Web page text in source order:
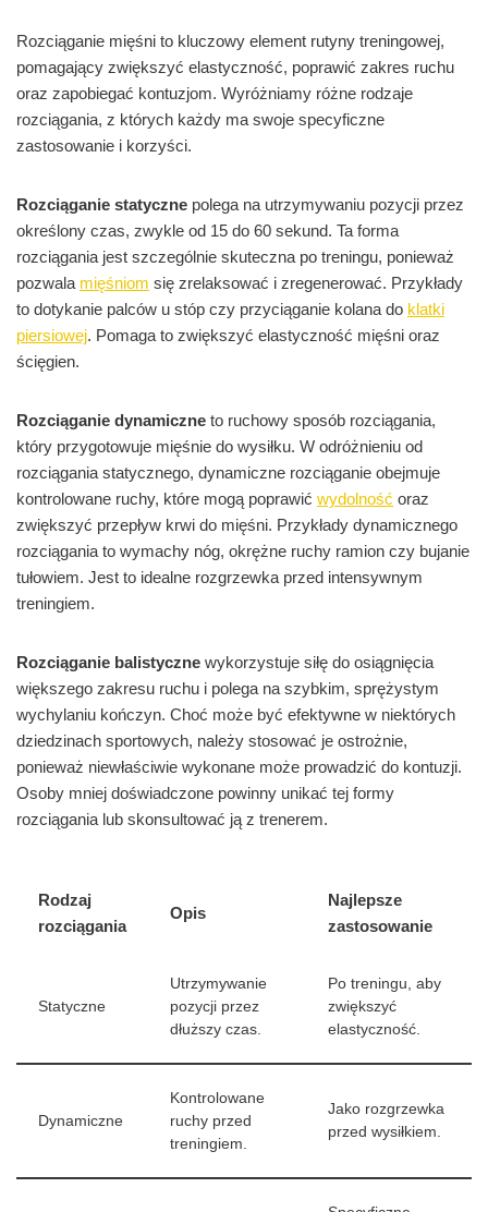
Rozciąganie mięśni to kluczowy element rutyny treningowej,
pomagający zwiększyć elastyczność, poprawić zakres ruchu
oraz zapobiegać kontuzjom. Wyróżniamy różne rodzaje
rozciągania, z których każdy ma swoje specyficzne
zastosowanie i korzyści.
Rozciąganie statyczne polega na utrzymywaniu pozycji przez
określony czas, zwykle od 15 do 60 sekund. Ta forma
rozciągania jest szczególnie skuteczna po treningu, ponieważ
pozwala mięśniom się zrelaksować i zregenerować. Przykłady
to dotykanie palców u stóp czy przyciąganie kolana do klatki
piersiowej. Pomaga to zwiększyć elastyczność mięśni oraz
ścięgien.
Rozciąganie dynamiczne to ruchowy sposób rozciągania,
który przygotowuje mięśnie do wysiłku. W odróżnieniu od
rozciągania statycznego, dynamiczne rozciąganie obejmuje
kontrolowane ruchy, które mogą poprawić wydolność oraz
zwiększyć przepływ krwi do mięśni. Przykłady dynamicznego
rozciągania to wymachy nóg, okrężne ruchy ramion czy bujanie
tułowiem. Jest to idealne rozgrzewka przed intensywnym
treningiem.
Rozciąganie balistyczne wykorzystuje siłę do osiągnięcia
większego zakresu ruchu i polega na szybkim, sprężystym
wychylaniu kończyn. Choć może być efektywne w niektórych
dziedzinach sportowych, należy stosować je ostrożnie,
ponieważ niewłaściwie wykonane może prowadzić do kontuzji.
Osoby mniej doświadczone powinny unikać tej formy
rozciągania lub skonsultować ją z trenerem.
Rodzaj
rozciągania
Opis
Najlepsze
zastosowanie
Statyczne
Utrzymywanie
pozycji przez
dłuższy czas.
Po treningu, aby
zwiększyć
elastyczność.
Dynamiczne
Kontrolowane
ruchy przed
treningiem.
Jako rozgrzewka
przed wysiłkiem.